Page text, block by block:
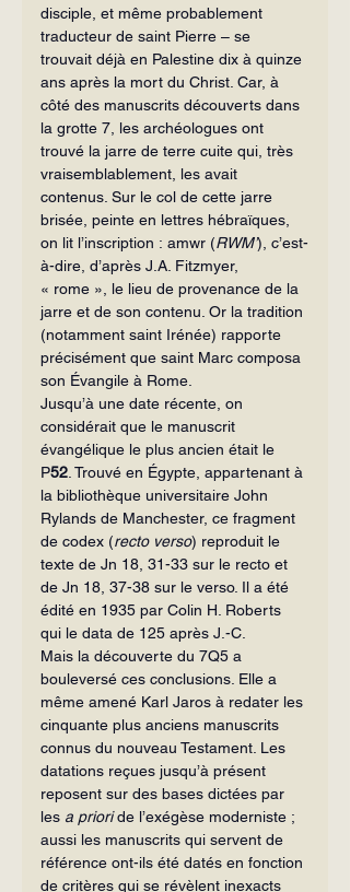
disciple, et même probablement
traducteur de saint Pierre – se
trouvait déjà en Palestine dix à quinze
ans après la mort du Christ. Car, à
côté des manuscrits découverts dans
la grotte 7, les archéologues ont
trouvé la jarre de terre cuite qui, très
vraisemblablement, les avait
contenus. Sur le col de cette jarre
brisée, peinte en lettres hébraïques,
on lit l’inscription : amwr (RWM’), c’est-
à-dire, d’après J.A. Fitzmyer,
« rome », le lieu de provenance de la
jarre et de son contenu. Or la tradition
(notamment saint Irénée) rapporte
précisément que saint Marc composa
son Évangile à Rome.
Jusqu’à une date récente, on
considérait que le manuscrit
évangélique le plus ancien était le
P52 . Trouvé en Égypte, appartenant à
la bibliothèque universitaire John
Rylands de Manchester, ce fragment
de codex (recto verso) reproduit le
texte de Jn 18, 31-33 sur le recto et
de Jn 18, 37-38 sur le verso. Il a été
édité en 1935 par Colin H. Roberts
qui le data de 125 après J.-C.
Mais la découverte du 7Q5 a
bouleversé ces conclusions. Elle a
même amené Karl Jaros à redater les
cinquante plus anciens manuscrits
connus du nouveau Testament. Les
datations reçues jusqu’à présent
reposent sur des bases dictées par
les a priori de l’exégèse moderniste ;
aussi les manuscrits qui servent de
référence ont-ils été datés en fonction
de critères qui se révèlent inexacts